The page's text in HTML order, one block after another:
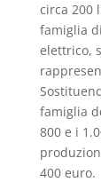
circa 200
famiglia
elettrico,
famiglia
800 e i
400 euro.